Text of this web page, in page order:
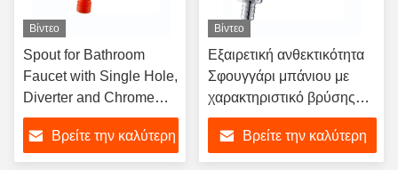
Βίντεο
Spout for Bathroom
Faucet with Single Hole,
Diverter and Chrome
Finish, Water Tap
Βρείτε την καλύτερη
Βίντεο
Εξαιρετική ανθεκτικότητα
Σφουγγάρι μπάνιου με
χαρακτηριστικό βρύσης
διαστρεβλωτή και χρωμική
επικάλυψηΒρείτε την καλύτερη